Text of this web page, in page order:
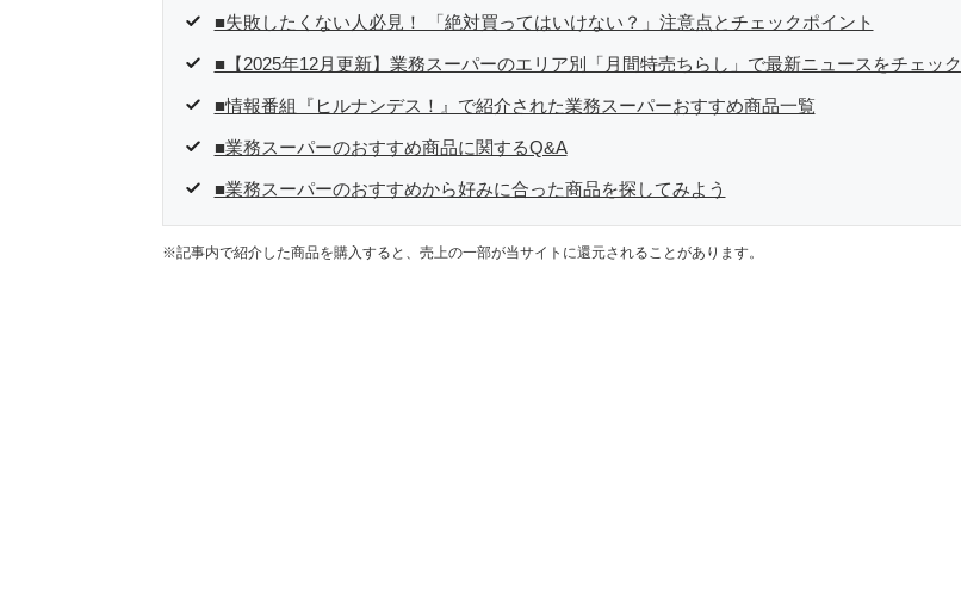
■失敗したくない人必見！ 「絶対買ってはいけない？」注意点とチェックポイント
■【2025年12月更新】業務スーパーのエリア別「月間特売ちらし」で最新ニュースをチェック
■情報番組『ヒルナンデス！』で紹介された業務スーパーおすすめ商品一覧
■業務スーパーのおすすめ商品に関するQ&A
■業務スーパーのおすすめから好みに合った商品を探してみよう
※記事内で紹介した商品を購入すると、売上の一部が当サイトに還元されることがあります。